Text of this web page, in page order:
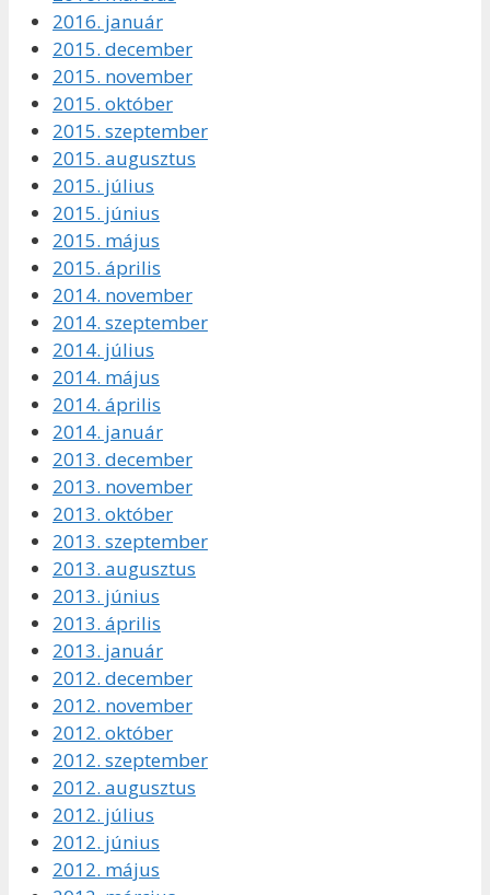
2016. január
2015. december
2015. november
2015. október
2015. szeptember
2015. augusztus
2015. július
2015. június
2015. május
2015. április
2014. november
2014. szeptember
2014. július
2014. május
2014. április
2014. január
2013. december
2013. november
2013. október
2013. szeptember
2013. augusztus
2013. június
2013. április
2013. január
2012. december
2012. november
2012. október
2012. szeptember
2012. augusztus
2012. július
2012. június
2012. május